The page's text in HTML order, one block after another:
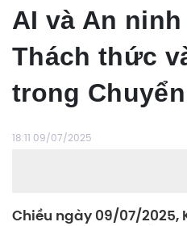
AI và An
Thách thức
trong
18:11 09/07/2025
Chiều ngày 09/07/2025,